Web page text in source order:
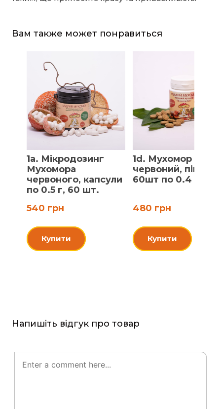
Вам также может понравиться
1a. Мікродозинг
Мухомора
червоного, капсули
по 0.5 г, 60 шт.
540 грн
Купити
1d. Мухомор
червоний, пігулки
60шт по 0.4 г
480 грн
Купити
Напишіть відгук про товар